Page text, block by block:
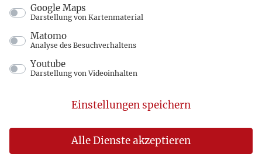
Google Maps
Darstellung von Kartenmaterial
Matomo
Analyse des Besuchverhaltens
Youtube
Darstellung von Videoinhalten
Alle Dienste akzeptieren
Einstellungen speichern